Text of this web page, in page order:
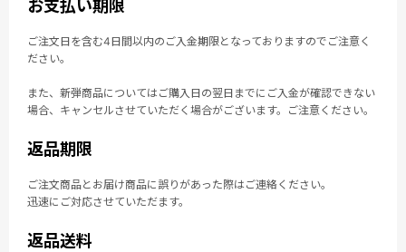
お支払い期限
ご注文日を含む4日間以内のご入金期限となっておりますのでご注意く
ださい。
また、新弾商品についてはご購入日の翌日までにご入金が確認できない
場合、キャンセルさせていただく場合がございます。ご注意ください。
返品期限
ご注文商品とお届け商品に誤りがあった際はご連絡ください。
迅速にご対応させていただます。
返品送料